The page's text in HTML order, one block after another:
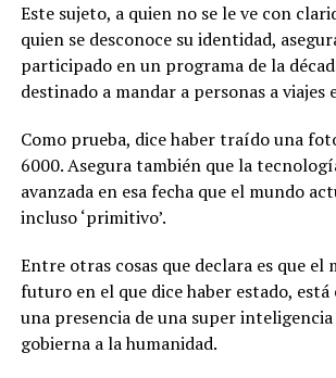
Este sujeto, a quien no se le ve con
quien se desconoce su identidad,
participado en un programa de la
destinado a mandar a personas a viajes
Como prueba, dice haber traído una
6000. Asegura también que la
avanzada en esa fecha que el mundo
incluso ‘primitivo’.
Entre otras cosas que declara es que el
futuro en el que dice haber estado, está
una presencia de una super
gobierna a la humanidad.